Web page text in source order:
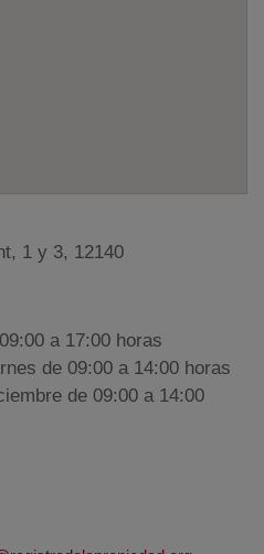
1 y 3, 12140
a 17:00 horas
de 09:00 a 14:00 horas
de 09:00 a 14:00